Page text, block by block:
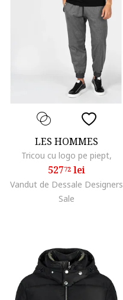
LES HOMMES
Tricou cu logo pe piept,
52772lei
Vandut de Dessale Designers
Sale